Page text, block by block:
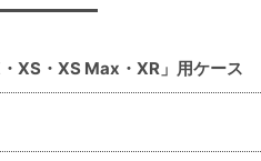
XS・XS Max・XR」用ケース